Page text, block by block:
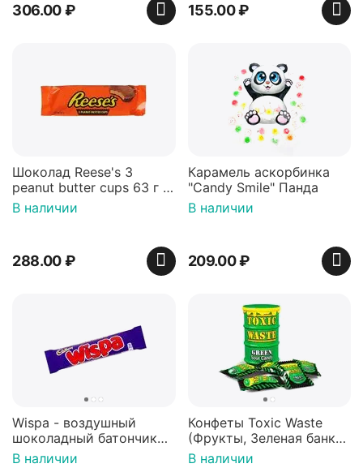
306.00₽ 155.00₽
Шоколад Reese's 3
peanut butter cups 63 г с
арахисовой пастой
В наличии
288.00₽
Карамель аскорбинка
"Candy Smile" Панда
В наличии
209.00₽
Wispa - воздушный
шоколадный батончик
36 гр
В наличии
Конфеты Toxic Waste
(Фрукты, Зеленая банка,
42 гр).
В наличии